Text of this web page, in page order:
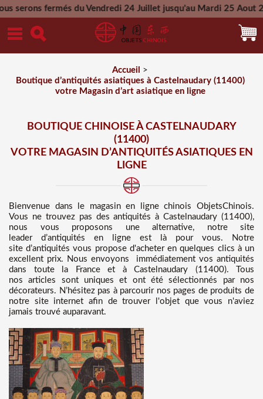
fermés du Vendredi 24 Juillet jusqu'au Mardi 25 Aout 2026 -
Mercredi 26 Aout 2026
Accueil
>
Boutique d’antiquités asiatiques à Castelnaudary (11400)
votre Magasin d’art asiatique en ligne
BOUTIQUE CHINOISE À CASTELNAUDARY
(11400)
VOTRE MAGASIN D’ANTIQUITÉS ASIATIQUES EN
LIGNE
Bienvenue dans le magasin en ligne chinoisObjetsChinois.
Vous ne trouvez pas desantiquités à Castelnaudary (11400),
nous vous proposons une alternative, notre site
leader d’antiquités en ligne est là pour vous. Notre
site d’antiquités vous propose d'acheter en quelques clics à un
excellent prix. Nous envoyons immédiatement vos antiquités
dans toute la France et à Castelnaudary (11400). Tous
nos articles sont uniques et ont été sélectionnés par nos
décorateurs. N’hésitez pas à parcourir nos pages de produits de
notre site internet afin de trouver l'objet que vous n'aviez
jamais trouvé auparavant.